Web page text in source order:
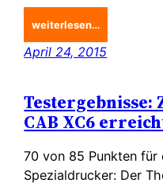
weiterlesen…
April 24, 2015
CAB XC6
70 von 85 Punkten für
Spezialdrucker: Der